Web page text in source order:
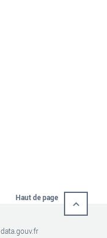
Haut de page
data.gouv.fr